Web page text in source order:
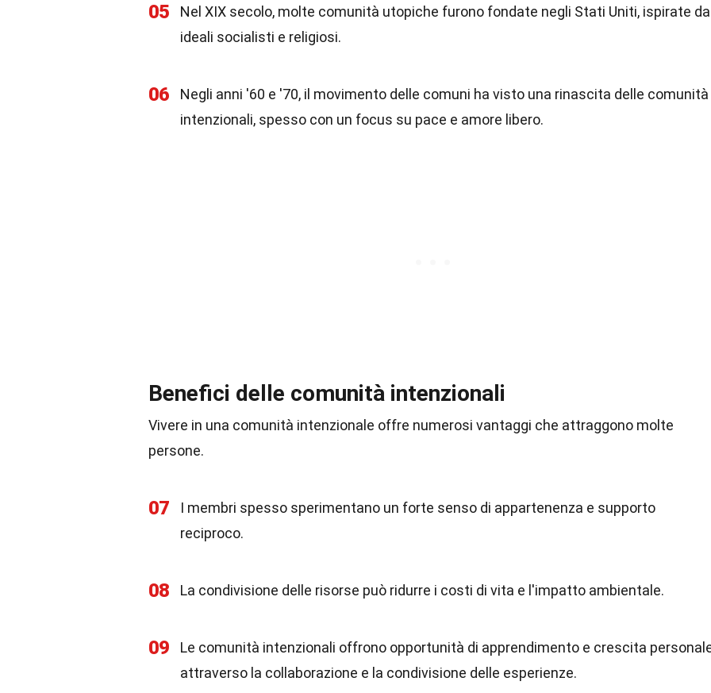
05
Nel XIX secolo, molte comunità utopiche furono fondate negli Stati Uniti, ispirate da
ideali socialisti e religiosi.
06
Negli anni '60 e '70, il movimento delle comuni ha visto una rinascita delle comunità
intenzionali, spesso con un focus su pace e amore libero.
Benefici delle comunità intenzionali
Vivere in una comunità intenzionale offre numerosi vantaggi che attraggono molte
persone.
07
I membri spesso sperimentano un forte senso di appartenenza e supporto
reciproco.
08 La condivisione delle risorse può ridurre i costi di vita e l'impatto ambientale.
09
Le comunità intenzionali offrono opportunità di apprendimento e crescita
attraverso la collaborazione e la condivisione delle esperienze.